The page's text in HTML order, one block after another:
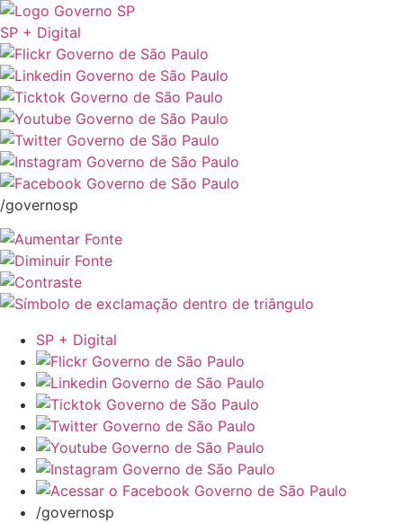
SP + Digital
/governosp
SP + Digital
/governosp